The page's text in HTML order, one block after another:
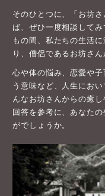
そのひとつに、「お坊
ば、ぜひ一度相談して
もの間、私たちの生活
り、僧侶であるお坊さ
心や体の悩み、恋愛や
う意味など、人生にお
んなお坊さんからの癒
回答を参考に、あなた
がでしょうか。